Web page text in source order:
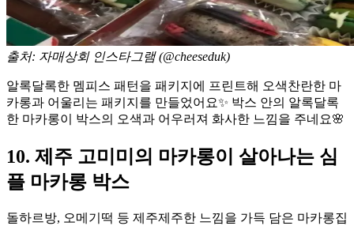
출처: 자매상회 인스타그램 (@cheeseduk)
알록달록한 멤피스 패턴을 패키지에 프린트해 오색찬란한 마
카롱과 어울리는 패키지를 만들었어요✨ 박스 안의 알록달록
한 마카롱이 박스의 오색과 어우러져 화사한 느낌을 주네요🌸
10. 제주 고미미의 마카롱이 살아나는 심
플 마카롱 박스
돌하르방, 오메기떡 등 제주제주한 느낌을 가득 담은 마카롱집